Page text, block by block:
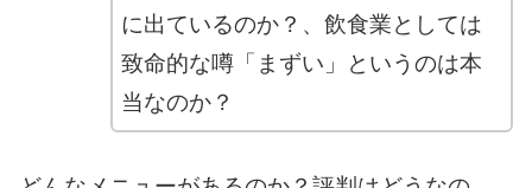
に出ているのか？、飲食業としては
致命的な噂「まずい」というのは本
当なのか？